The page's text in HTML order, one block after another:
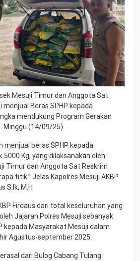
Mesuji Timur dan Anggota Sat
menjual Beras SPHP kepada
mendukung Program Gerakan
Minggu (14/09/25)
menjual beras SPHP kepada
5000 Kg, yang dilaksanakan oleh
Timur dan Anggota Sat Reskrim
titik.” Jelas Kapolres Mesuji AKBP
S.Ik, M.H
Firdaus dari total keseluruhan yang
Jajaran Polres Mesuji sebanyak
kepada Masyarakat Mesuji dalam
Agustus-september 2025.
dari Bulog Cabang Tulang